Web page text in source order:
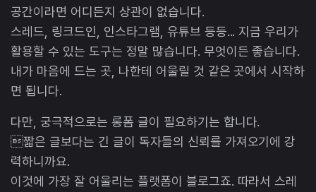
공간이라면 어디든지 상관이 없습니다.
스레드, 링크드인, 인스타그램, 유튜브 등등... 지금 우리가
활용할 수 있는 도구는 정말 많습니다. 무엇이든 좋습니다.
내가 마음에 드는 곳, 나한테 어울릴 것 같은 곳에서 시작하
면 됩니다.
다만, 궁극적으로는 롱폼 글이 필요하기는 합니다.
짧은 글보다는 긴 글이 독자들의 신뢰를 가져오기에 강
력하니까요.
이것에 가장 잘 어울리는 플랫폼이 블로그죠. 따라서 스레